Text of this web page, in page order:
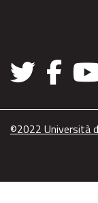
©2022 Università